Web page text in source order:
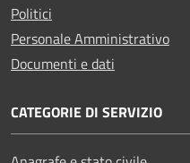
Politici
Personale Amministrativo
Documenti e dati
CATEGORIE DI SERVIZIO